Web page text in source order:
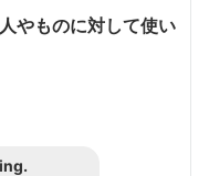
やものに対して使い